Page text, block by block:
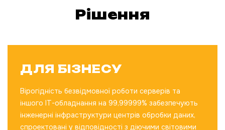
Рішення
ДЛЯ БІЗНЕСУ
Вірогідність безвідмовної роботи серверів та
іншого IT-обладнання на 99,99999% забезпечують
інженерні інфраструктури центрів обробки даних,
спроектовані у відповідності з діючими світовими